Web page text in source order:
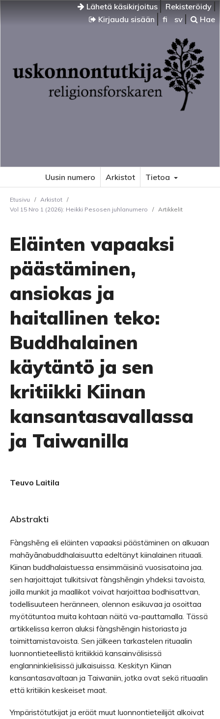
Lähetä käsikirjoitus
Rekisteröidy
Kirjaudu sisään
fi sv Hae
Uusin numero Arkistot Tietoa
Etusivu / Arkistot /
Vol 15 Nro 1 (2026): Heikki Pesosen juhlanumero
/ Artikkelit
Eläinten vapaaksi
päästäminen,
ansiokas ja
haitallinen teko:
Buddhalainen
käytäntö ja sen
kritiikki Kiinan
kansantasavallassa
ja Taiwanilla
Teuvo Laitila
Abstrakti
Fàngshēng eli eläinten vapaaksi päästäminen on alkuaan
mahāyānabuddhalaisuutta edeltänyt kiinalainen rituaali.
Kiinan buddhalaistuessa ensimmäisinä vuosisatoina jaa.
sen harjoittajat tulkitsivat fàngshēngin yhdeksi tavoista,
joilla munkit ja maallikot voivat harjoittaa bodhisattvan,
todellisuuteen heränneen, olennon esikuvaa ja osoittaa
myötätuntoa muita kohtaan näitä va-pauttamalla. Tässä
artikkelissa kerron aluksi fàngshēngin historiasta ja
toimittamistavoista. Sen jälkeen tarkastelen rituaalin
luonnontieteellistä kritiikkiä kansainvälisissä
englanninkielisissä julkaisuissa. Keskityn Kiinan
kansantasavaltaan ja Taiwaniin, jotka ovat sekä rituaalin
että kritiikin keskeiset maat.
Ympäristötutkijat ja eräät muut luonnontieteilijät alkoivat